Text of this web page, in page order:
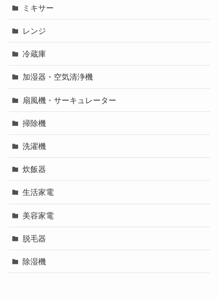
ミキサー
レンジ
冷蔵庫
加湿器・空気清浄機
扇風機・サーキュレーター
掃除機
洗濯機
炊飯器
生活家電
美容家電
脱毛器
除湿機